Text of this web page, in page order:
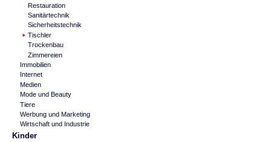
Restauration
Sanitärtechnik
Sicherheitstechnik
Tischler
Trockenbau
Zimmereien
Immobilien
Internet
Medien
Mode und Beauty
Tiere
Werbung und Marketing
Wirtschaft und Industrie
Kinder